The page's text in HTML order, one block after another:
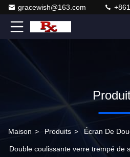
gracewish@163.com
Maison > Produits > Écran De
Double coulissante verre trempé de